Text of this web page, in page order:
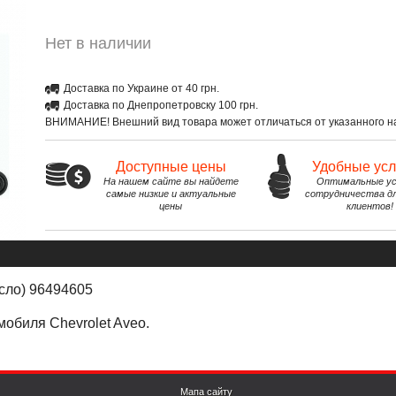
Нет в наличии
Доставка по Украине от 40 грн.
Доставка по Днепропетровску 100 грн.
ВНИМАНИЕ! Внешний вид товара может отличаться от указанного
Доступные цены
На нашем сайте вы найдете
самые низкие и актуальные
цены
Удобные
Оптимальные
сотрудничества
клиентов!
96494605
Chevrolet Aveo.
Мапа сайту